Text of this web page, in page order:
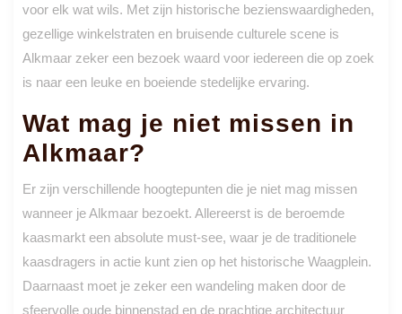
voor elk wat wils. Met zijn historische bezienswaardigheden,
gezellige winkelstraten en bruisende culturele scene is
Alkmaar zeker een bezoek waard voor iedereen die op zoek
is naar een leuke en boeiende stedelijke ervaring.
Wat mag je niet missen in
Alkmaar?
Er zijn verschillende hoogtepunten die je niet mag missen
wanneer je Alkmaar bezoekt. Allereerst is de beroemde
kaasmarkt een absolute must-see, waar je de traditionele
kaasdragers in actie kunt zien op het historische Waagplein.
Daarnaast moet je zeker een wandeling maken door de
sfeervolle oude binnenstad en de prachtige architectuur